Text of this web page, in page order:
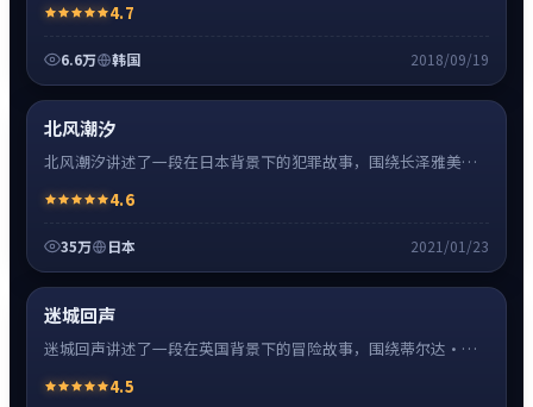
绪克制。 4.7
6.6万 韩国 2018/09/19
超清4K
北风潮汐
北风潮汐讲述了一段在日本背景下的犯罪故事，围绕长泽雅美饰
情绪克制。4.6
35万 日本 2021/01/23
超清4K
迷城回声
迷城回声讲述了一段在英国背景下的冒险故事，围绕蒂尔达·斯
紧凑、情绪克制。
4.5